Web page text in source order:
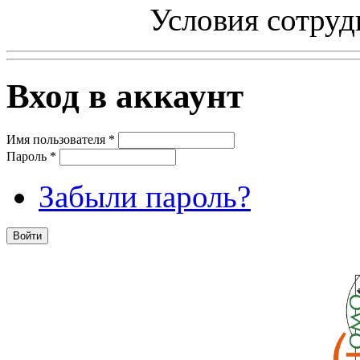
Условия
Вход в аккаунт
Имя пользователя *
Пароль *
Забыли пароль?